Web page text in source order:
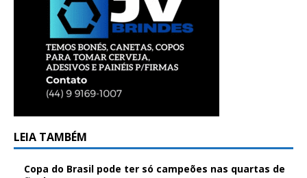
LEIA TAMBÉM
Copa do Brasil pode ter só campeões nas quartas de